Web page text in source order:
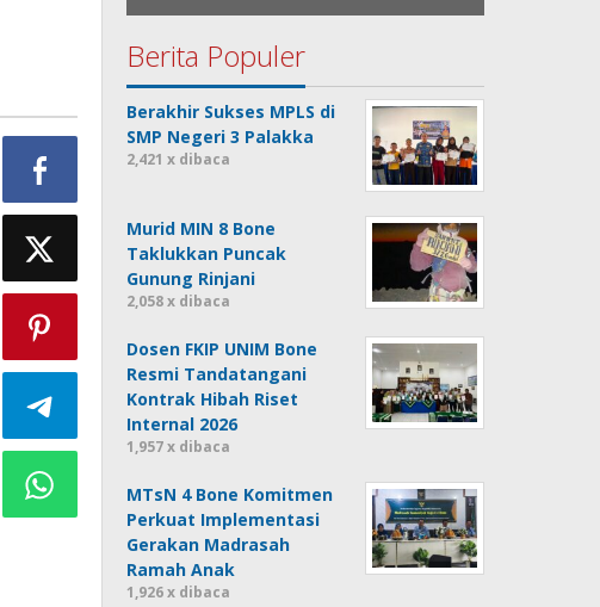
Berita Populer
Berakhir Sukses MPLS di
SMP Negeri 3 Palakka
2,421 x dibaca
Murid MIN 8 Bone
Taklukkan Puncak
Gunung Rinjani
2,058 x dibaca
Dosen FKIP UNIM Bone
Resmi Tandatangani
Kontrak Hibah Riset
Internal 2026
1,957 x dibaca
MTsN 4 Bone Komitmen
Perkuat Implementasi
Gerakan Madrasah
Ramah Anak
1,926 x dibaca